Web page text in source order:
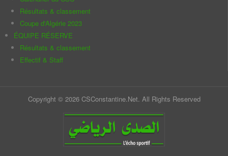
Résultats & classement
Coupe d'Algérie 2023
ÉQUIPE RÉSERVE
Résultats & classement
Effectif & Staff
Copyright © 2026 CSConstantine.Net. All Rights Reserved